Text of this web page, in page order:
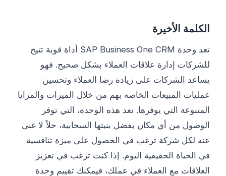
الكلمة الأخيرة
تعد وحدة SAP Business One CRM أداة قوية تتيح
للشركات إدارة علاقات العملاء بشكل صحيح. فهو
يساعد الشركات على زيادة رضا العملاء وتحسين
عمليات المبيعات الخاصة بهم من خلال الميزات والمزايا
المتنوعة التي يوفرها. تعد هذه الوحدة، التي توفر
الوصول من أي مكان بفضل بنيتها السحابية، حلاً لا غنى
عنه لكل شركة ترغب في الحصول على ميزة تنافسية
في الحياة الحقيقية اليوم. إذا كنت ترغب في تعزيز
العلاقات مع العملاء في عملك، فيمكنك تقييم وحدة